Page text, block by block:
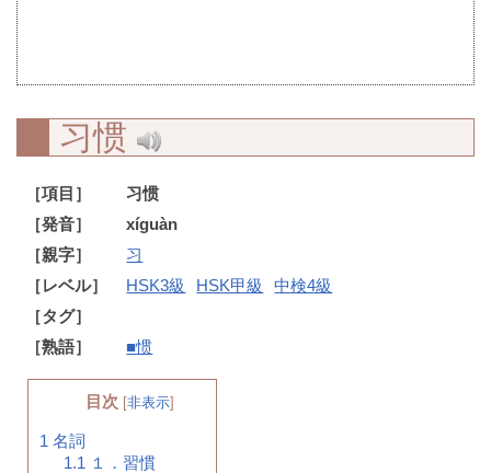
习惯
［項目］
习惯
［発音］
xíguàn
［親字］
习
［レベル］
HSK3級 HSK甲級
中検4級
［タグ］
［熟語］
■惯
目次 [非表示]
1 名詞
1.1 １．習慣